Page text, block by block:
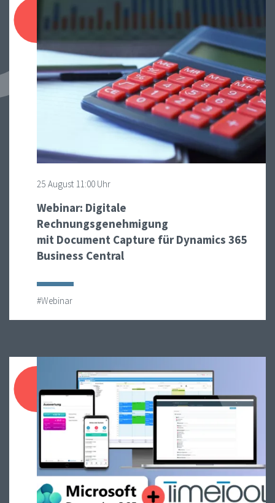
25 August 11:00 Uhr
Webinar: Digitale
Rechnungsgenehmigung
mit Document Capture für Dynamics 365
Business Central
#Webinar